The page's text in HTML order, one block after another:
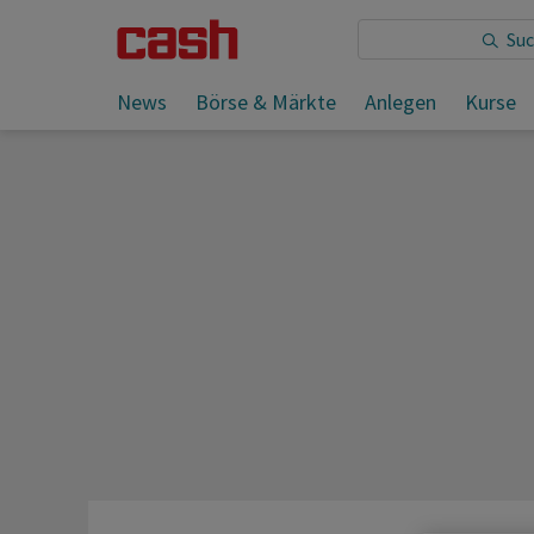
News Börse & Märkte Anlegen Kurse
Sie lesen: